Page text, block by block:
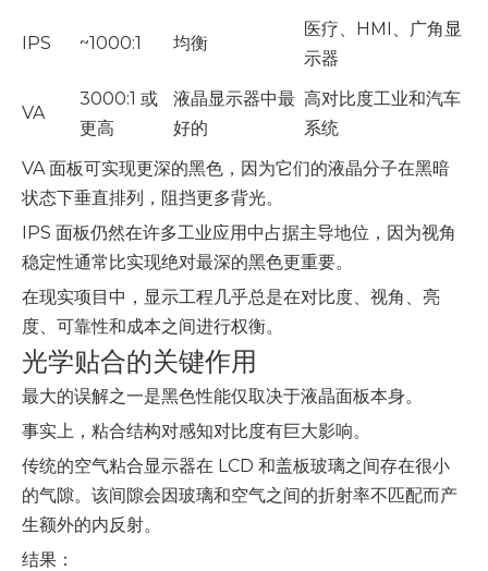
IPS ~1000:1 均衡
医疗、HMI、广角显
示器
VA
3000:1 或
更高
液晶显示器中最
好的
高对比度工业和汽车
系统
VA 面板可实现更深的黑色，因为它们的液晶分子在黑暗
状态下垂直排列，阻挡更多背光。
IPS 面板仍然在许多工业应用中占据主导地位，因为视角
稳定性通常比实现绝对最深的黑色更重要。
在现实项目中，显示工程几乎总是在对比度、视角、亮
度、可靠性和成本之间进行权衡。
光学贴合的关键作用
最大的误解之一是黑色性能仅取决于液晶面板本身。
事实上，粘合结构对感知对比度有巨大影响。
传统的空气粘合显示器在 LCD 和盖板玻璃之间存在很小
的气隙。该间隙会因玻璃和空气之间的折射率不匹配而产
生额外的内反射。
结果：